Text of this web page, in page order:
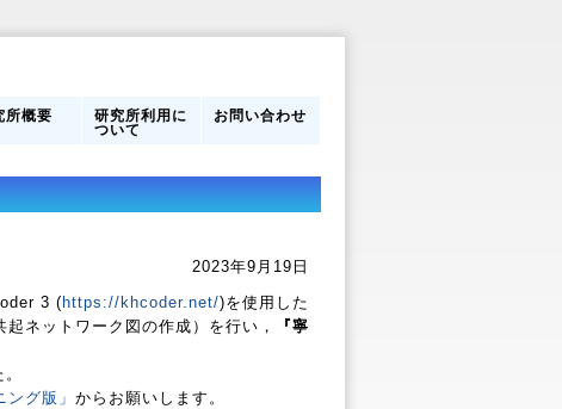
所概要
研究所利用に
ついて
ついて
お問い合わせ
2023年9月19日
3 ( https://khcoder.net/)を使用した
ネットワーク図の作成）を行い，
『寧
グ版」 からお願いします。